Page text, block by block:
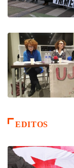
EDITOS